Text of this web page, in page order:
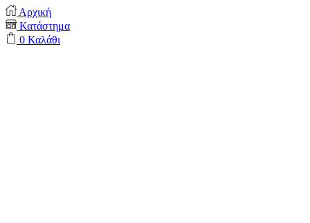
Αρχική
Κατάστημα
0 Καλάθι